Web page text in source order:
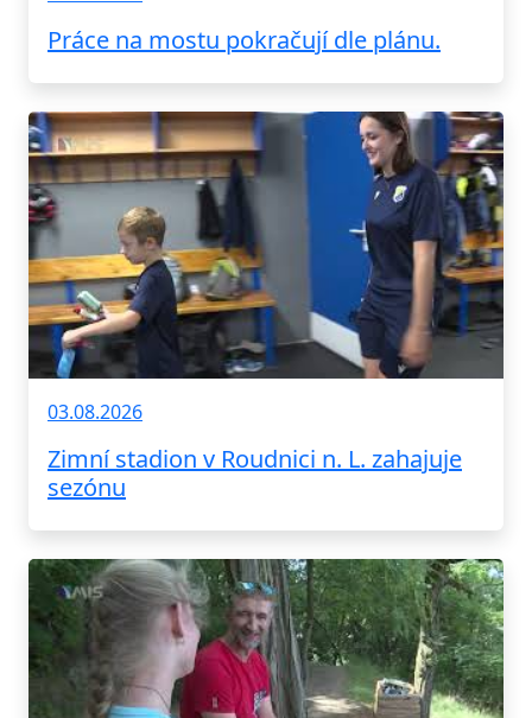
Práce na mostu pokračují dle plánu.
03.08.2026
Zimní stadion v Roudnici n. L. zahajuje
sezónu